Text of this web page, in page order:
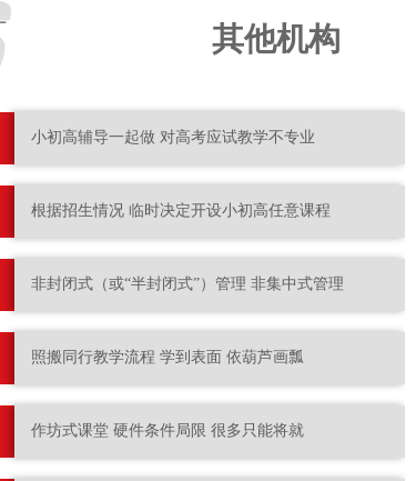
其他机构
小初高辅导一起做 对高考应试教学不专业
根据招生情况 临时决定开设小初高任意课程
非封闭式（或“半封闭式”）管理 非集中式管理
照搬同行教学流程 学到表面 依葫芦画瓢
作坊式课堂 硬件条件局限 很多只能将就